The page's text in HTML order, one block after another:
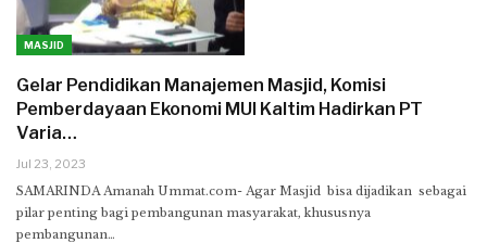
MASJID
Gelar Pendidikan Manajemen Masjid, Komisi
Pemberdayaan Ekonomi MUI Kaltim Hadirkan PT
Varia…
Jul 23, 2023
SAMARINDA Amanah Ummat.com- Agar Masjid bisa dijadikan sebagai
pilar penting bagi pembangunan masyarakat, khususnya
pembangunan…